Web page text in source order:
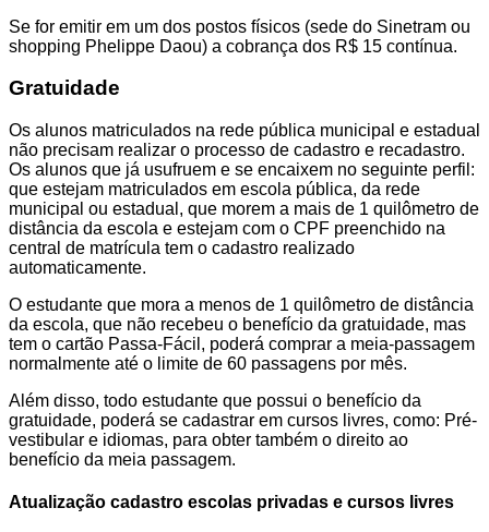
Se for emitir em um dos postos físicos (sede do Sinetram ou
shopping Phelippe Daou) a cobrança dos R$ 15 contínua.
Gratuidade
Os alunos matriculados na rede pública municipal e estadual
não precisam realizar o processo de cadastro e recadastro.
Os alunos que já usufruem e se encaixem no seguinte perfil:
que estejam matriculados em escola pública, da rede
municipal ou estadual, que morem a mais de 1 quilômetro de
distância da escola e estejam com o CPF preenchido na
central de matrícula tem o cadastro realizado
automaticamente.
O estudante que mora a menos de 1 quilômetro de distância
da escola, que não recebeu o benefício da gratuidade, mas
tem o cartão Passa-Fácil, poderá comprar a meia-passagem
normalmente até o limite de 60 passagens por mês.
Além disso, todo estudante que possui o benefício da
gratuidade, poderá se cadastrar em cursos livres, como: Pré-
vestibular e idiomas, para obter também o direito ao
benefício da meia passagem.
Atualização cadastro escolas privadas e cursos livres